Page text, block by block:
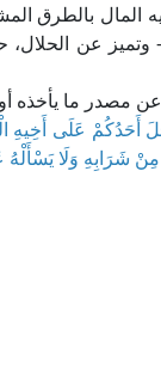
المال بالطرق
وتميز عن
مصدر ما يأخذه
أَحَدُكُمْ عَلَى أَخِيهِ
شَرَابِهِ وَلَا يَسْأَلْهُ